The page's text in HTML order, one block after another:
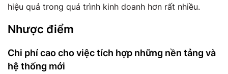
hiệu quả trong quá trình kinh doanh hơn rất nhiều.
Nhược điểm
Chi phí cao cho việc tích hợp những nền tảng và
hệ thống mới